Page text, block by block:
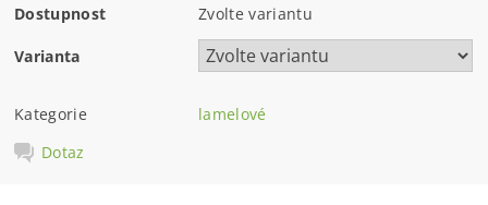
Dostupnost Zvolte variantu
Varianta
Kategorie
lamelové
Dotaz